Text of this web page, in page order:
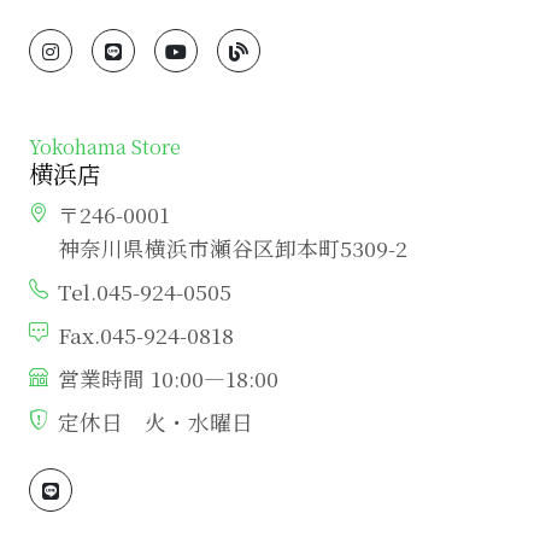
Yokohama Store
横浜店
〒246-0001
神奈川県横浜市瀬谷区卸本町5309-2
Tel.045-924-0505
Fax.045-924-0818
営業時間 10:00―18:00
定休日 火・水曜日